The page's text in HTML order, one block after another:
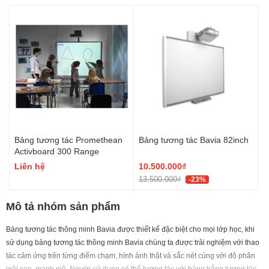
Bảng tương tác Promethean
Activboard 300 Range
Liên hệ
Bảng tương tác Bavia 82inch
10.500.000₫
13.500.000₫ -23%
Mô tả nhóm sản phẩm
Bảng tương tác thông minh Bavia được thiết kế đặc biệt cho mọi lớp học, khi
sử dụng bảng tương tác thông minh Bavia chúng ta được trải nghiệm với thao
tác cảm ứng trên từng điểm chạm, hình ảnh thật và sắc nét cùng với độ phân